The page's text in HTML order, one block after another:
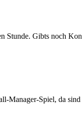
Stunde. Gibts noch
Manager-Spiel, da